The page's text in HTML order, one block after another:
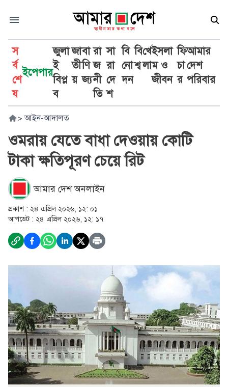
স
র্ব
শে
ষ
ইপেপার
জুলা
ই
বিপ্ল
ব
জা
তী
য়
বা
ণি
জ্য
রা
জ
নী
তি
সা
রা
দে
শ
বি
নো
দন
বি
শ্ব
খে
লা
ইসলা
ম ও
জীবন
ফি
চা
র
আমার
দেশ
পরিবার
> আইন-আদালত
ওমরায় যেতে বাধা দেওয়ায় কোটি
টাকা ক্ষতিপূরণ চেয়ে রিট
আমার দেশ অনলাইন
প্রকাশ : ২৪ এপ্রিল ২০২৬, ১২: ০১
আপডেট : ২৪ এপ্রিল ২০২৬, ১২: ১৭